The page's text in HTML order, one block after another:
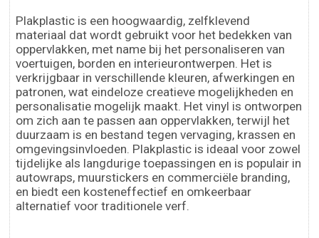
Plakplastic is een hoogwaardig, zelfklevend
materiaal dat wordt gebruikt voor het bedekken van
oppervlakken, met name bij het personaliseren van
voertuigen, borden en interieurontwerpen. Het is
verkrijgbaar in verschillende kleuren, afwerkingen en
patronen, wat eindeloze creatieve mogelijkheden en
personalisatie mogelijk maakt. Het vinyl is ontworpen
om zich aan te passen aan oppervlakken, terwijl het
duurzaam is en bestand tegen vervaging, krassen en
omgevingsinvloeden. Plakplastic is ideaal voor zowel
tijdelijke als langdurige toepassingen en is populair in
autowraps, muurstickers en commerciële branding,
en biedt een kosteneffectief en omkeerbaar
alternatief voor traditionele verf.